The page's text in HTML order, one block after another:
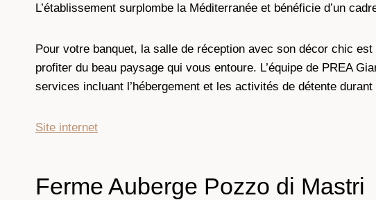
L’établissement surplombe la Méditerranée et bénéficie d’un
Pour votre banquet, la salle de réception avec son décor chic
profiter du beau paysage qui vous entoure. L’équipe de PREA
services incluant l’hébergement et les activités de détente durant
Site internet
Ferme Auberge Pozzo di Mastri